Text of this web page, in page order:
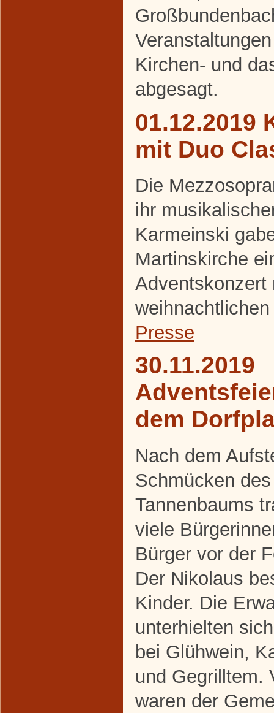
Kirchen- und
abgesagt.
01.12.2019
mit Duo
Die
ihr
Karmeinski
Martinskirche
Adventskonzert
Presse
30.11.2019
dem
Nach dem
Schmücken des
Tannenbaums
viele
Bürger vor der
Der Nikolaus
Kinder. Die
unterhielten
bei Glühwein,
und Gegrilltem.
waren der